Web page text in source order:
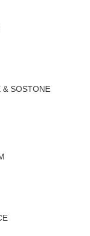
& SOSTONE